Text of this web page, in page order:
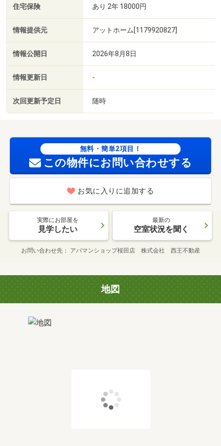
住宅保険 あり 2年 18000円
情報提供元 アットホーム[1179920827]
情報公開日 2026年8月8日
情報更新日 -
次回更新予定日 随時
無料・簡単2項目！
この物件にお問い合わせする
お気に入りに追加する
実際にお部屋を
見学したい
最新の
空室状況を聞く
お問い合わせ先 アパマンショップ桜田店 株式会社 西王不動産
地図